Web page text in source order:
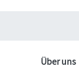
Über uns